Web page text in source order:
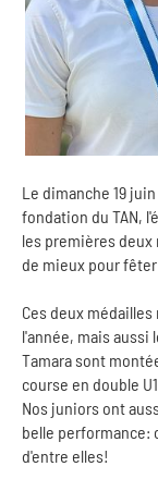
Le dimanche 19
fondation du TAN,
les premières deux
de mieux pour
Ces deux
l'année, mais
Tamara sont
course en double
Nos juniors ont
belle performance:
d'entre elles!